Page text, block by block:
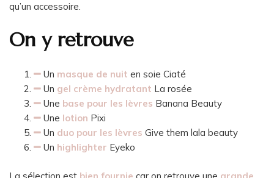
qu’un accessoire.
On y retrouve
Un masque de nuit en soie Ciaté
Un gel crème hydratant La rosée
Une base pour les lèvres Banana Beauty
Une lotion Pixi
Un duo pour les lèvres Give them lala beauty
Un highlighter Eyeko